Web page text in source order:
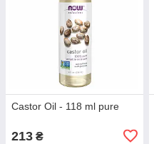
Castor Oil - 118 ml pure
213 ₴